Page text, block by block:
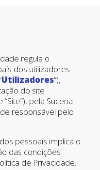
regula o
dos utilizadores
Utilizadores“),
do site
pela Sucena
responsável pelo
pessoais implica o
das condições
de Privacidade.